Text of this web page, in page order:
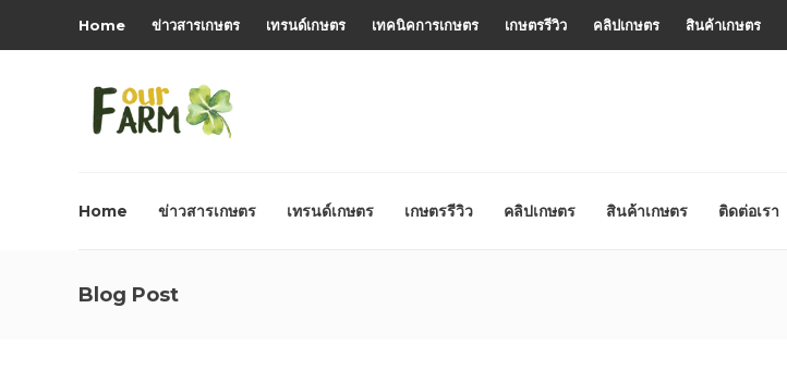
Home ข่าวสารเกษตร เทรนด์เกษตร เทคนิคการเกษตร เกษตรรีวิว คลิปเกษตร สินค้าเกษตร
Home ข่าวสารเกษตร เทรนด์เกษตร เกษตรรีวิว คลิปเกษตร สินค้าเกษตร ติดต่อเรา
Blog Post